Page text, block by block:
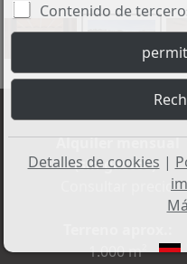
Alquiler mensual
(sin gastos):
Consultar precio
1.000 m²
Contenido de
Detalles de cookies |